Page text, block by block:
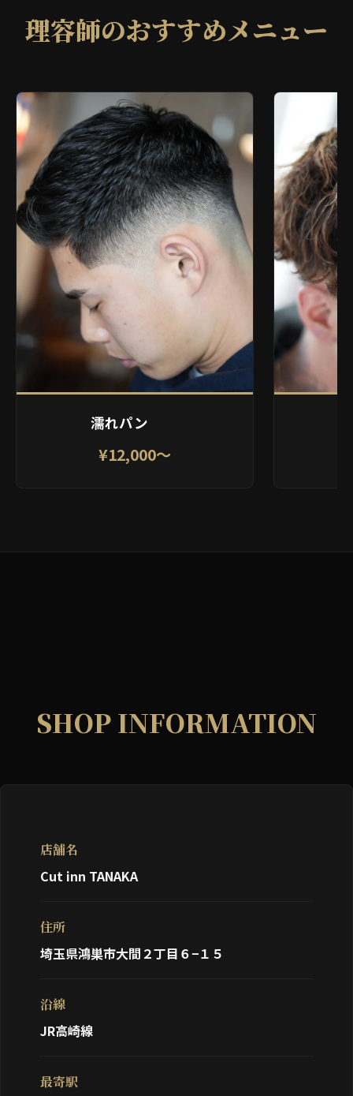
理容師のおすすめメニュー
濡れパン
¥12,000〜
SHOP INFORMATION
店舗名
Cut inn TANAKA
住所
埼玉県鴻巣市大間２丁目６−１５
沿線
JR高崎線
最寄駅